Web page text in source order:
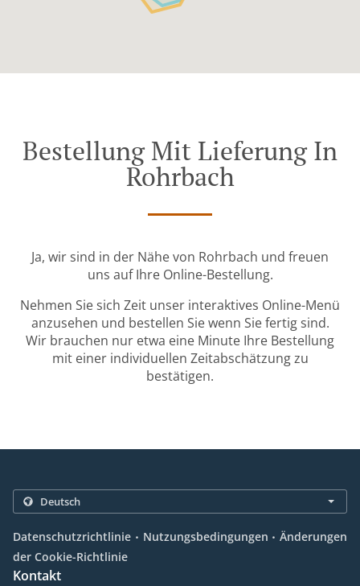
Bestellung Mit Lieferung In
Rohrbach
Ja, wir sind in der Nähe von Rohrbach und freuen
uns auf Ihre Online-Bestellung.
Nehmen Sie sich Zeit unser interaktives Online-Menü
anzusehen und bestellen Sie wenn Sie fertig sind.
Wir brauchen nur etwa eine Minute Ihre Bestellung
mit einer individuellen Zeitabschätzung zu
bestätigen.
Datenschutzrichtlinie . Nutzungsbedingungen . Änderungen
der Cookie-Richtlinie
Kontakt